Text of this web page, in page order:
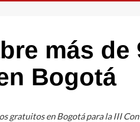
más
Bogotá
gratuitos en Bogotá para la III